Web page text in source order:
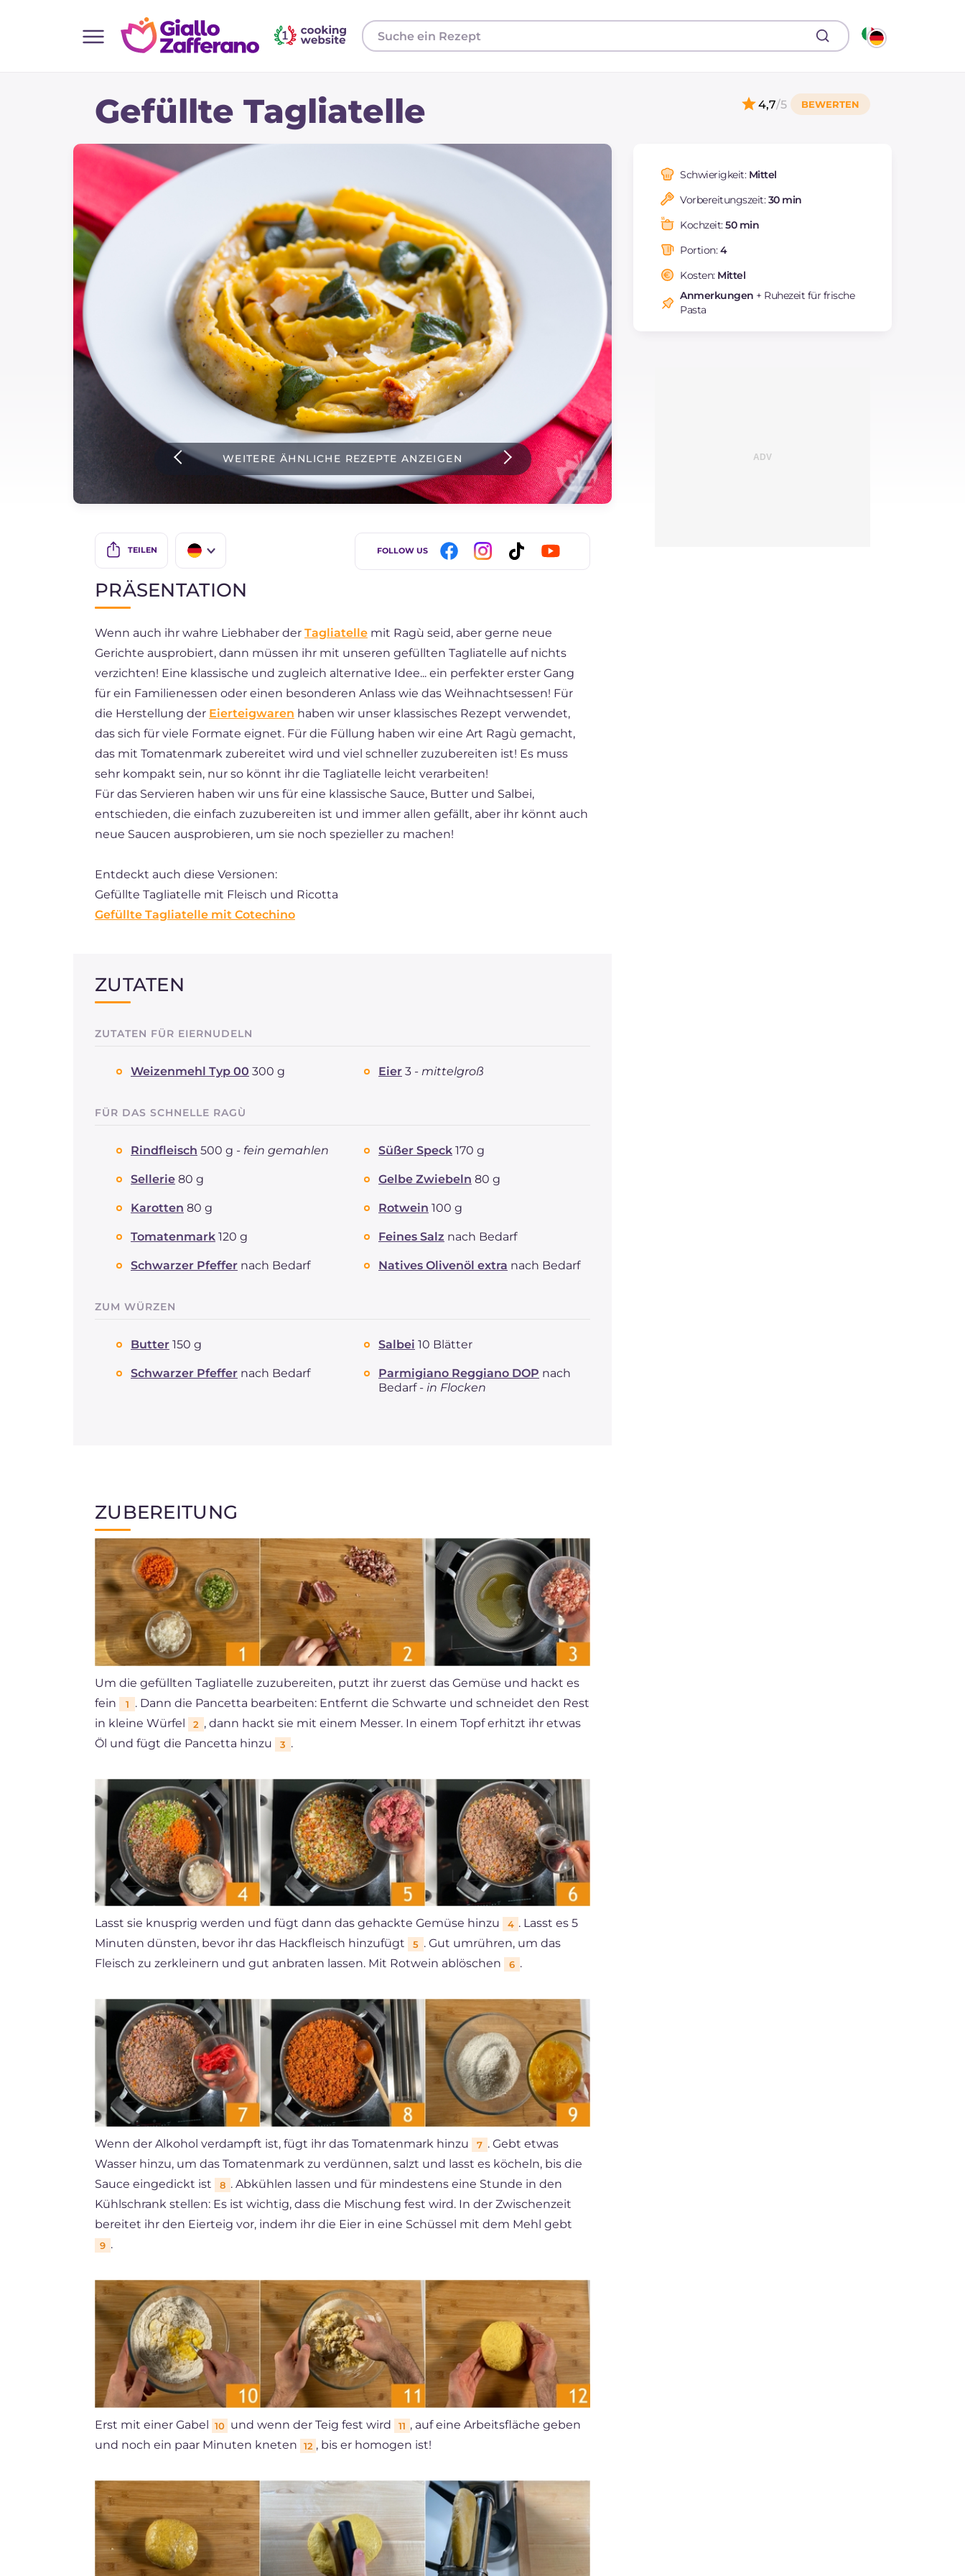
Pizza und focaccia
Kuchen und Backwaren
Neueste rezepte
Gefüllte Tagliatelle 4,7/5
WEITERE ÄHNLICHE REZEPTE ANZEIGEN
TEILEN
ES
BR
FR
NL
FOLLOW US
Schwierigkeit: Mittel
Vorbereitungszeit:30 min
Kochzeit:50 min
Portion:4
Kosten: Mittel
Anmerkungen + Ruhezeit für frische
Pasta
PRÄSENTATION
Wenn auch ihr wahre Liebhaber der Tagliatelle mit Ragù seid, aber gerne neue
Gerichte ausprobiert, dann müssen ihr mit unseren gefüllten Tagliatelle auf nichts
verzichten! Eine klassische und zugleich alternative Idee... ein perfekter erster Gang
für ein Familienessen oder einen besonderen Anlass wie das Weihnachtsessen! Für
die Herstellung der Eierteigwaren haben wir unser klassisches Rezept verwendet,
das sich für viele Formate eignet. Für die Füllung haben wir eine Art Ragù gemacht,
das mit Tomatenmark zubereitet wird und viel schneller zuzubereiten ist! Es muss
sehr kompakt sein, nur so könnt ihr die Tagliatelle leicht verarbeiten!
Für das Servieren haben wir uns für eine klassische Sauce, Butter und Salbei,
entschieden, die einfach zuzubereiten ist und immer allen gefällt, aber ihr könnt auch
neue Saucen ausprobieren, um sie noch spezieller zu machen!
Entdeckt auch diese Versionen:
Gefüllte Tagliatelle mit Fleisch und Ricotta
Gefüllte Tagliatelle mit Cotechino
ZUTATEN
ZUTATEN FÜR EIERNUDELN
Weizenmehl Typ 00 300 g Eier 3 - mittelgroß
FÜR DAS SCHNELLE RAGÙ
Rindfleisch 500 g - fein gemahlen Süßer Speck 170 g
Sellerie 80 g Gelbe Zwiebeln 80 g
Karotten 80 g Rotwein 100 g
Tomatenmark 120 g Feines Salz nach Bedarf
Schwarzer Pfeffer nach Bedarf Natives Olivenöl extra nach Bedarf
ZUM WÜRZEN
Butter 150 g Salbei 10 Blätter
Schwarzer Pfeffer nach Bedarf Parmigiano Reggiano DOP nach
Bedarf - in Flocken
ZUBEREITUNG
Um die gefüllten Tagliatelle zuzubereiten, putzt ihr zuerst das Gemüse und hackt es
fein
1
. Dann die Pancetta bearbeiten: Entfernt die Schwarte und schneidet den Rest
in kleine Würfel
2 , dann hackt sie mit einem Messer. In einem Topf erhitzt ihr etwas
Öl und fügt die Pancetta hinzu
3 .
Lasst sie knusprig werden und fügt dann das gehackte Gemüse hinzu 4 . Lasst es 5
Minuten dünsten, bevor ihr das Hackfleisch hinzufügt
5 . Gut umrühren, um das
Fleisch zu zerkleinern und gut anbraten lassen. Mit Rotwein ablöschen
6 .
Wenn der Alkohol verdampft ist, fügt ihr das Tomatenmark hinzu 7 . Gebt etwas
Wasser hinzu, um das Tomatenmark zu verdünnen, salzt und lasst es köcheln, bis die
Sauce eingedickt ist
8 . Abkühlen lassen und für mindestens eine Stunde in den
Kühlschrank stellen: Es ist wichtig, dass die Mischung fest wird. In der Zwischenzeit
bereitet ihr den Eierteig vor, indem ihr die Eier in eine Schüssel mit dem Mehl gebt
9 .
Erst mit einer Gabel 10 und wenn der Teig fest wird 11 , auf eine Arbeitsfläche geben
und noch ein paar Minuten kneten
12 , bis er homogen ist!